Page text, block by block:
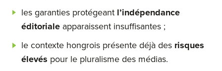
les garanties protégeant l’indépendance
éditoriale apparaissent insuffisantes ;
le contexte hongrois présente déjà des risques
élevés pour le pluralisme des médias.